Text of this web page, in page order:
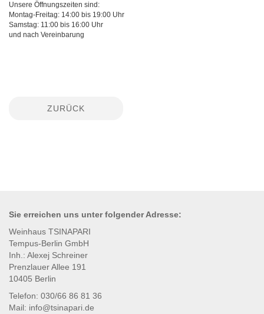
Unsere Öffnungszeiten sind:
Montag-Freitag: 14:00 bis 19:00 Uhr
Samstag: 11:00 bis 16:00 Uhr
und nach Vereinbarung
ZURÜCK
Sie erreichen uns unterfolgenderAdresse:
Weinhaus TSINAPARI
Tempus-Berlin GmbH
Inh.: Alexej Schreiner
Prenzlauer Allee 191
10405 Berlin
Telefon: 030/66 86 81 36
Mail: info@tsinapari.de